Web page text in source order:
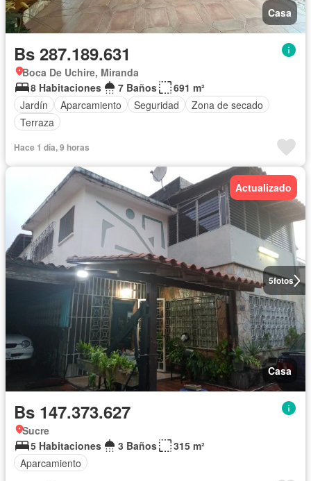
Casa
Bs 287.189.631
Boca De Uchire, Miranda
8 Habitaciones
7 Baños
691 m²
Jardín
Aparcamiento Seguridad
Zona de secado
Terraza
Hace 1 día, 9 horas
5fotos
Actualizado
Casa
Bs 147.373.627
Sucre
5 Habitaciones
3 Baños
315 m²
Aparcamiento